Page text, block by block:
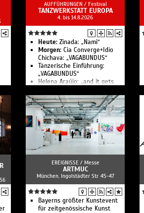
AUFFÜHRUNGEN / Festival
TANZWERKSTATT EUROPA
4. bis 14.8.2026
Heute: Zinada: „Nami“
Morgen: Cia Converge+Idio
Chichava: „VAGABUNDUS“
Tänzerische Einführung:
„VAGABUNDUS“
Helena Araújo: „and it gets
Urban Dance Battle: “Break
your limits”
Open Stage – „Who’s next?“
Einführungsvortrag im
Rahmen von „A Suite of
Dances - A Day In The Studio“
Bewegte Einführung: „A Suite
of Dances - A Day In The
Studio“
Dance On Ensemble:
Dorothée Munyaneza, Cie
Kadidi: „Toi, moi, Tituba…“
Experimental Jam
Final Lecture & Party
EREIGNISSE / Messe
ARTMUC
München, Ingolstädter Str. 45-47
Bayerns größter Kunstevent
für zeitgenössische Kunst